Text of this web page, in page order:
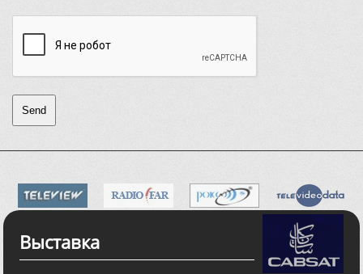
Send
Выставка